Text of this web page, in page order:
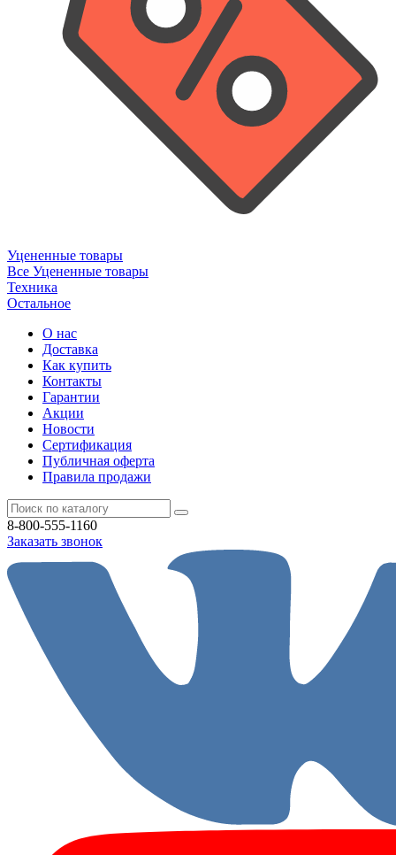
Уцененные товары
Все Уцененные товары
Техника
Остальное
О нас
Доставка
Как купить
Контакты
Гарантии
Акции
Новости
Cертификация
Публичная оферта
Правила продажи
8-800-555-1160
Заказать звонок